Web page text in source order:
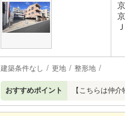
建築条件なし 更地 整形地
おすすめポイント 【こちらは仲